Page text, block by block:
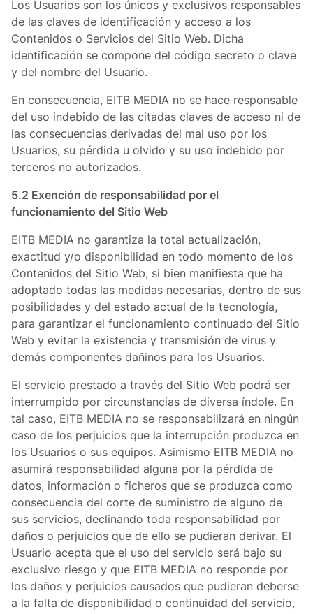
Los Usuarios son los únicos y exclusivos responsables
de las claves de identificación y acceso a los
Contenidos o Servicios del Sitio Web. Dicha
identificación se compone del código secreto o clave
y del nombre del Usuario.
En consecuencia, EITB MEDIA no se hace responsable
del uso indebido de las citadas claves de acceso ni de
las consecuencias derivadas del mal uso por los
Usuarios, su pérdida u olvido y su uso indebido por
terceros no autorizados.
5.2 Exención de responsabilidad por el
funcionamiento del Sitio Web
EITB MEDIA no garantiza la total actualización,
exactitud y/o disponibilidad en todo momento de los
Contenidos del Sitio Web, si bien manifiesta que ha
adoptado todas las medidas necesarias, dentro de sus
posibilidades y del estado actual de la tecnología,
para garantizar el funcionamiento continuado del Sitio
Web y evitar la existencia y transmisión de virus y
demás componentes dañinos para los Usuarios.
El servicio prestado a través del Sitio Web podrá ser
interrumpido por circunstancias de diversa índole. En
tal caso, EITB MEDIA no se responsabilizará en ningún
caso de los perjuicios que la interrupción produzca en
los Usuarios o sus equipos. Asimismo EITB MEDIA no
asumirá responsabilidad alguna por la pérdida de
datos, información o ficheros que se produzca como
consecuencia del corte de suministro de alguno de
sus servicios, declinando toda responsabilidad por
daños o perjuicios que de ello se pudieran derivar. El
Usuario acepta que el uso del servicio será bajo su
exclusivo riesgo y que EITB MEDIA no responde por
los daños y perjuicios causados que pudieran deberse
a la falta de disponibilidad o continuidad del servicio,